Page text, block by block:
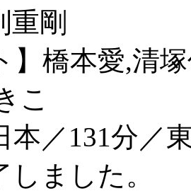
重剛
】橋本愛,清
こ
本／131分／
しました。